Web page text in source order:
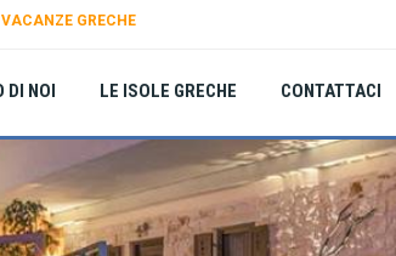
GRECHE
DI NOI LE ISOLE GRECHE CONTATTACI